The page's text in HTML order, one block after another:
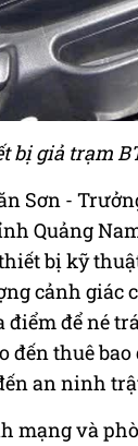
bị giả trạm
Sơn -
Quảng
bị kỹ
cảnh giác
điểm để né
đến thuê
an ninh
mạng và